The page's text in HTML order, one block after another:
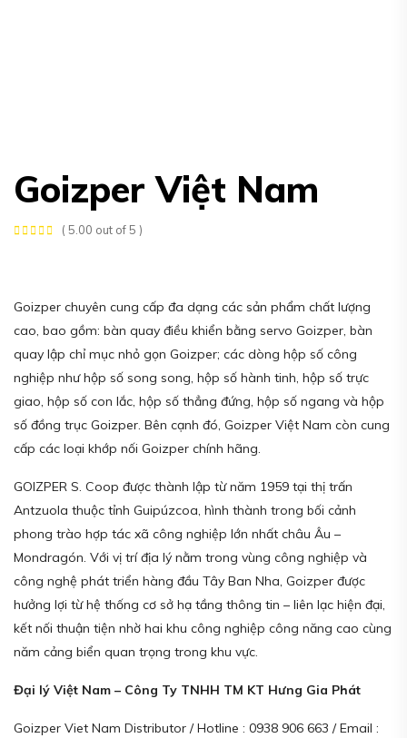
Goizper Việt Nam
( 5.00 out of 5 )
Goizper chuyên cung cấp đa dạng các sản phẩm chất lượng
cao, bao gồm: bàn quay điều khiển bằng servo Goizper, bàn
quay lập chỉ mục nhỏ gọn Goizper; các dòng hộp số công
nghiệp như hộp số song song, hộp số hành tinh, hộp số trực
giao, hộp số con lắc, hộp số thẳng đứng, hộp số ngang và hộp
số đồng trục Goizper. Bên cạnh đó, Goizper Việt Nam còn cung
cấp các loại khớp nối Goizper chính hãng.
GOIZPER S. Coop được thành lập từ năm 1959 tại thị trấn
Antzuola thuộc tỉnh Guipúzcoa, hình thành trong bối cảnh
phong trào hợp tác xã công nghiệp lớn nhất châu Âu –
Mondragón. Với vị trí địa lý nằm trong vùng công nghiệp và
công nghệ phát triển hàng đầu Tây Ban Nha, Goizper được
hưởng lợi từ hệ thống cơ sở hạ tầng thông tin – liên lạc hiện đại,
kết nối thuận tiện nhờ hai khu công nghiệp công năng cao cùng
năm cảng biển quan trọng trong khu vực.
Đại lý Việt Nam – Công Ty TNHH TM KT Hưng Gia Phát
Goizper Viet Nam Distributor / Hotline : 0938 906 663 / Email :